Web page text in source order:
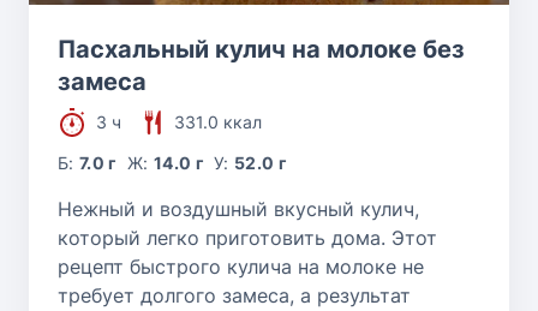
Пасхальный кулич на молоке без
замеса
3 ч
331.0 ккал
Б:7.0 г Ж: 14.0 г У: 52.0 г
Нежный и воздушный вкусный кулич,
который легко приготовить дома. Этот
рецепт быстрого кулича на молоке не
требует долгого замеса, а результат